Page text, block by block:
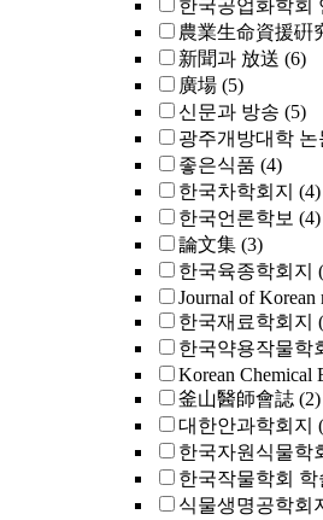
한국공업화학회
農業生命資援硏
新聞과 放送 (6)
廣場 (5)
신문과 방송 (5)
광주개방대학 논
좋은식품 (4)
한국차학회지 (4)
한국언론학보 (4)
論文集 (3)
한국육종학회지
Journal of Korean
한국재료학회지
한국약용작물학
Korean Chemical
釜山醫師會誌 (2)
대한안과학회지
한국자원식물학
한국작물학회
식물생명공학회